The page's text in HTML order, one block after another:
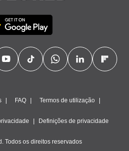
FAQ Termos de utilização
Definições de privacidade
Todos os direitos reservados